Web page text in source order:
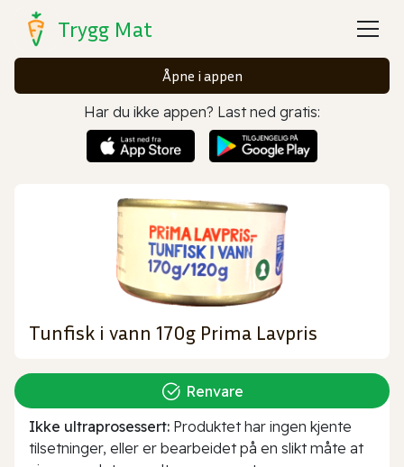
Trygg Mat
Åpne i appen
Har du ikke appen? Last ned gratis:
Tunfisk i vann 170g Prima Lavpris
Renvare
Ikke ultraprosessert: Produktet har ingen kjente
tilsetninger, eller er bearbeidet på en slikt måte at